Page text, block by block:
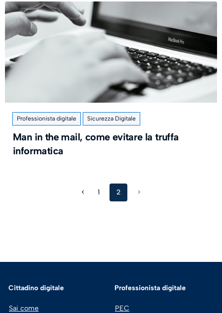
Professionista digitale Sicurezza Digitale
Man in the mail, come evitare la truffa
informatica
< 1 2 >
Cittadino digitale
Sai come
Professionista digitale
PEC